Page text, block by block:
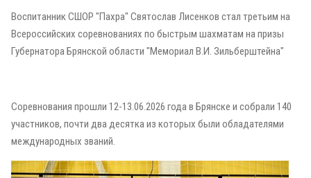
Воспитанник СШОР "Пахра" Святослав Лисенков стал третьим на
Всероссийских соревнованиях по быстрым шахматам на призы
Губернатора Брянской области "Мемориал В.И. Зильберштейна"
Соревнования прошли 12-13.06.2026 года в Брянске и собрали 140
участников, почти два десятка из которых были обладателями
международных званий.